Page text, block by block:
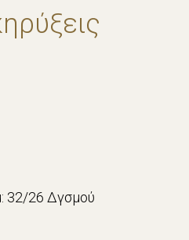
32/26 Δγσμού